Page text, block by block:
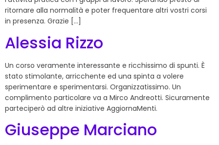
ritornare alla normalità e poter frequentare altri vostri corsi
in presenza. Grazie […]
Alessia Rizzo
Un corso veramente interessante e ricchissimo di spunti. È
stato stimolante, arricchente ed una spinta a volere
sperimentare e sperimentarsi. Organizzatissimo. Un
complimento particolare va a Mirco Andreotti. Sicuramente
parteciperò ad altre iniziative AggiornaMenti.
Giuseppe Marciano